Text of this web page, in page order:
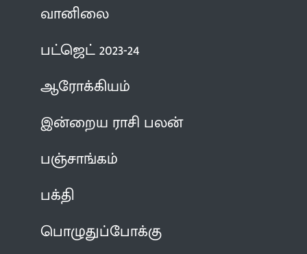
வானிலை
பட்ஜெட் 2023-24
ஆரோக்கியம்
இன்றைய ராசி பலன்
பஞ்சாங்கம்
பக்தி
பொழுதுப்போக்கு